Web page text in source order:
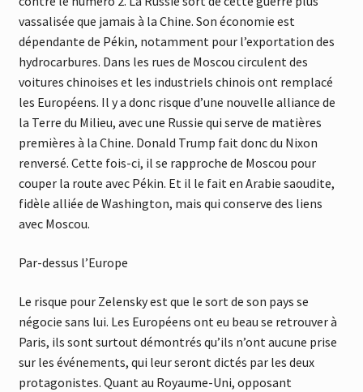
vassalisée que jamais à la Chine. Son économie est
dépendante de Pékin, notamment pour l’exportation des
hydrocarbures. Dans les rues de Moscou circulent des
voitures chinoises et les industriels chinois ont remplacé
les Européens. Il y a donc risque d’une nouvelle alliance de
la Terre du Milieu, avec une Russie qui serve de matières
premières à la Chine. Donald Trump fait donc du Nixon
renversé. Cette fois-ci, il se rapproche de Moscou pour
couper la route avec Pékin. Et il le fait en Arabie saoudite,
fidèle alliée de Washington, mais qui conserve des liens
avec Moscou.
Par-dessus l’Europe
Le risque pour Zelensky est que le sort de son pays se
négocie sans lui. Les Européens ont eu beau se retrouver à
Paris, ils sont surtout démontrés qu’ils n’ont aucune prise
sur les événements, qui leur seront dictés par les deux
protagonistes. Quant au Royaume-Uni, opposant